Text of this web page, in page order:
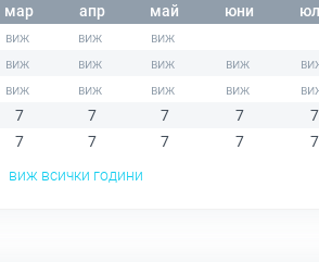
мар апр май юни
7 7 7 7
7
7 7 7 7
7
виж всички години